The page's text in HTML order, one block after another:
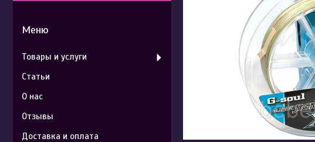
Товары и услуги
Статьи
О нас
Отзывы
Доставка и оплата